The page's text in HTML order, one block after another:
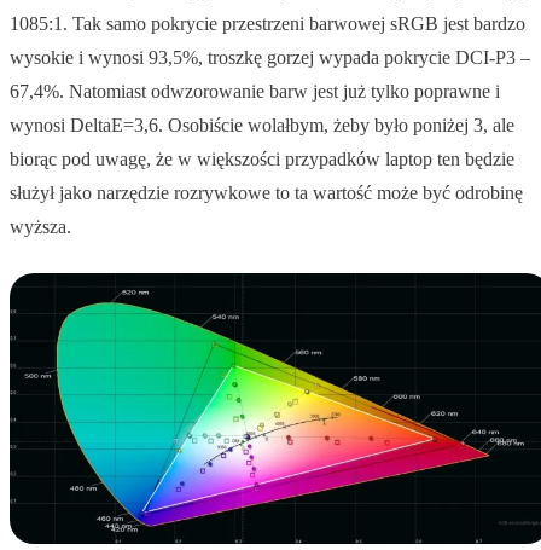
1085:1. Tak samo pokrycie przestrzeni barwowej sRGB jest bardzo
wysokie i wynosi 93,5%, troszkę gorzej wypada pokrycie DCI-P3 –
67,4%. Natomiast odwzorowanie barw jest już tylko poprawne i
wynosi DeltaE=3,6. Osobiście wolałbym, żeby było poniżej 3, ale
biorąc pod uwagę, że w większości przypadków laptop ten będzie
służył jako narzędzie rozrywkowe to ta wartość może być odrobinę
wyższa.